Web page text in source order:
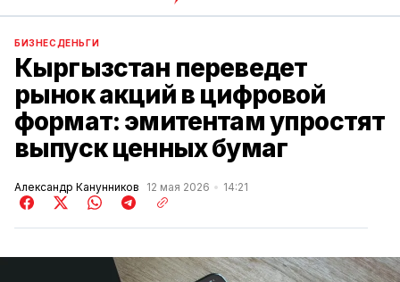
Economist.kg
БИЗНЕС ДЕНЬГИ
Кыргызстан переведет
рынок акций в цифровой
формат: эмитентам упростят
выпуск ценных бумаг
Александр Канунников 12 мая 2026 14:21